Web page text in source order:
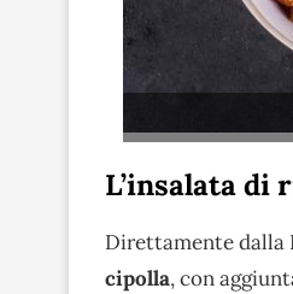
L’insalata di
Direttamente dalla
cipolla, con